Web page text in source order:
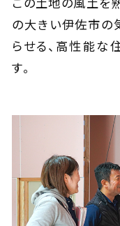
この土地の風土を
の大きい伊佐市の
らせる、高性能な
す。